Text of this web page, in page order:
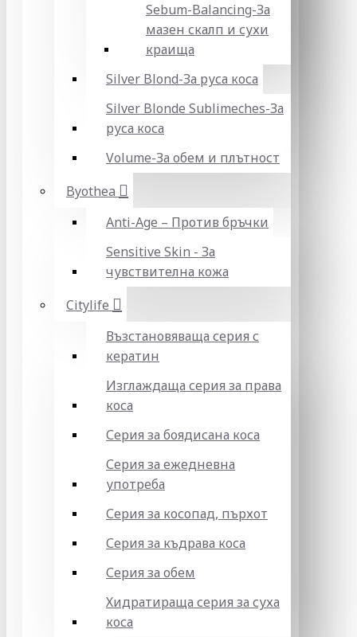
Sebum-Balancing-За
мазен скалп и сухи
краища
Silver Blond-За руса коса
Silver Blonde Sublіmeches-За
руса коса
Volume-За обем и плътност
Byothea
Anti-Age – Против бръчки
Sensitive Skin - За
чувствителна кожа
Citylife
Възстановяваща серия с
кератин
Изглаждаща серия за права
коса
Серия за боядисана коса
Серия за ежедневна
употреба
Серия за косопад, пърхот
Серия за къдрава коса
Серия за обем
Хидратираща серия за суха
коса